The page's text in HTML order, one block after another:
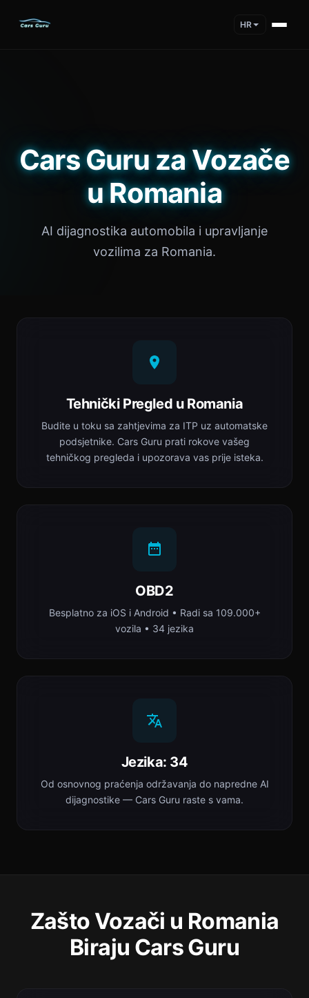
HR
Cars Guru za Vozače
u Romania
AI dijagnostika automobila i upravljanje
vozilima za Romania.
Tehnički Pregled u Romania
Budite u toku sa zahtjevima za ITP uz automatske
podsjetnike. Cars Guru prati rokove vašeg
tehničkog pregleda i upozorava vas prije isteka.
OBD2
Besplatno za iOS i Android • Radi sa 109.000+
vozila • 34 jezika
Jezika: 34
Od osnovnog praćenja održavanja do napredne AI
dijagnostike — Cars Guru raste s vama.
Zašto Vozači u Romania
Biraju Cars Guru